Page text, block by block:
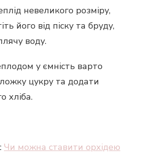
невеликого розміру,
його від піску та бруду,
воду.
у ємність варто
цукру та додати
хліба.
Чи можна ставити орхідею